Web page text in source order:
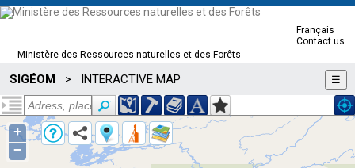
Ministère des Ressources naturelles et des Forêts
Français
Contact us
SIGÉOM > INTERACTIVE MAP ☰
+
−